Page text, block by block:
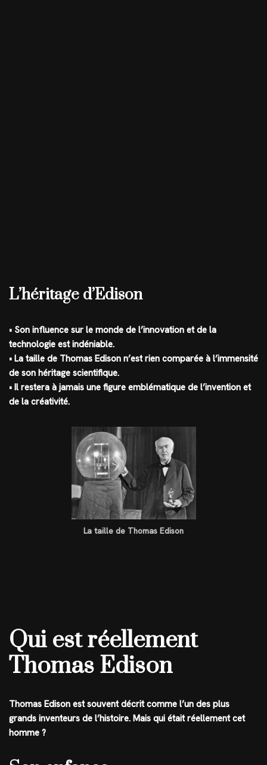
L’héritage d’Edison
• Son influence sur le monde de l’innovation et de la
technologie est indéniable.
• La taille de Thomas Edison n’est rien comparée à l’immensité
de son héritage scientifique.
• Il restera à jamais une figure emblématique de l’invention et
de la créativité.
La taille de Thomas Edison
Qui est réellement
Thomas Edison
Thomas Edison est souvent décrit comme l’un des plus
grands inventeurs de l’histoire. Mais qui était réellement cet
homme ?